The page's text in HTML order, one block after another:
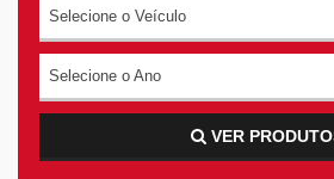
Selecione o Veículo
Selecione o Ano
VER